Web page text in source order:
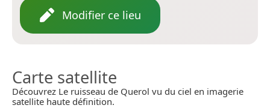
Modifier ce lieu
Carte satellite
Découvrez Le ruisseau de Querol vu du ciel en imagerie
satellite haute définition.